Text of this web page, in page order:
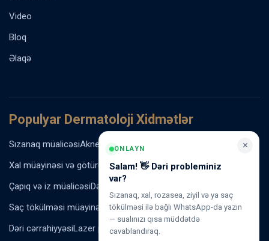
×
ONLAYN
Salam! 👋 Dəri probleminiz
var?
Sızanaq, xal, rozasea, ziyil və ya saç
tökülməsi ilə bağlı WhatsApp-da yazın
— sualınızı qısa müddətdə
cavablandıraq.
Video
Bloq
Əlaqə
Populyar Dermatoloji Xidmətlər
Sızanaq müalicəsiAkne vulgaris müalicəsi
Rozasea müalicəsi
Xal müayinəsi və götürülməsiZiyil və papilloma müalicəsi
Çapıq və iz müalicəsiDəri ləkələrinin müalicəsi
Saç tökülməsi müayinəsi
Dəri xəstəliklərinin müalicəsi
Dəri cərrahiyyəsiLazer prosedurlarıAntiaging proqramı